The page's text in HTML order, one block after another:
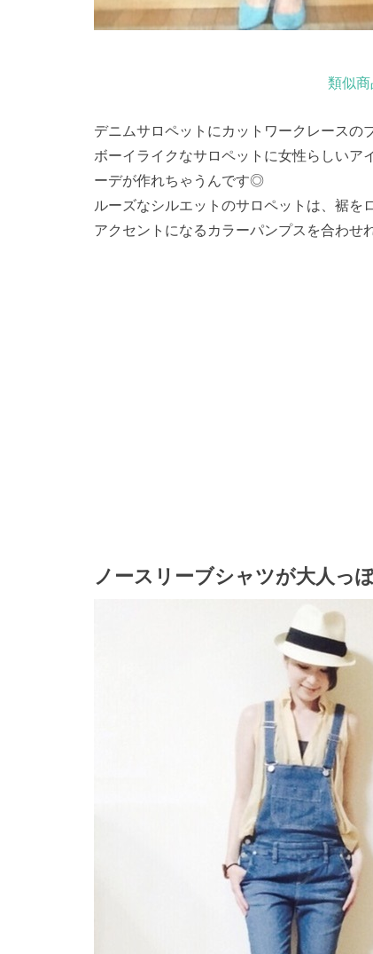
類似
デニムサロペットにカットワークレースの
ボーイライクなサロペットに女性らしいア
ーデが作れちゃうんです◎
ルーズなシルエットのサロペットは、裾を
アクセントになるカラーパンプスを合わせ
ノースリーブシャツが大人っ